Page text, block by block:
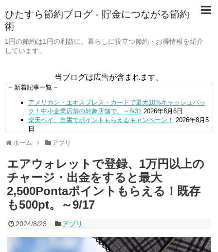
ひたすら節約ブログ - 貯金につながる節約
術
1円の節約は1円の利益に。暮らしに役立つ節約・お得情報を紹介
しています。
当ブログは広告が含まれます。
– 新着記事一覧 –
アメリカン・エキスプレス・カードで最大10%キャッシュバッ
ク！中小企業店舗の対象店舗で。～8/31 2026年8月6日
楽天ペイ、自粛でポイントもらえるキャンペーン！ 2026年8月5
日
元！
2026年8月5日
ードチャージすると5%還元に！ 2026年8月4日
PayPayで500ptもらえる！対象地銀の口座追加などの条件達成
で。9/30まで
2026年8月4日
三井住友カード、はま寿司、ココス、オリーブの丘などでVポイ
ント最大10％還元！さらにVカードクーポンも併用可
2026年8
月4日
ャンペーン！8/31まで
山分けキャンペーン！～10/31 2026年8月3日
ホーム アプリ
エアウォレットで登録、1万円以上の
チャージ・出金をすると最大
2,500Pontaポイントもらえる！既存
も500pt。～9/17
2024/8/23 アプリ